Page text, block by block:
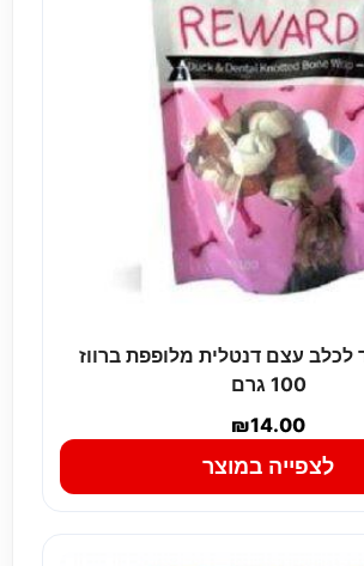
לכלב עצם דנטלית מלופפת ברווז
100 גרם
₪14.00
לצפייה במוצר